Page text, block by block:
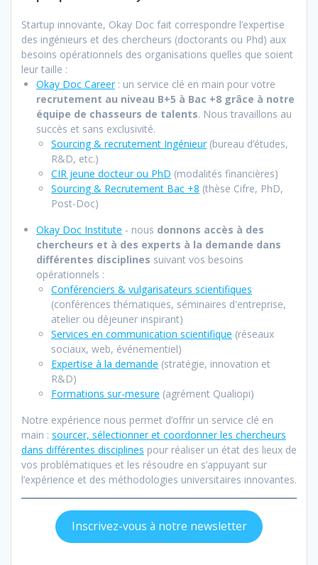
Startup innovante, Okay Doc fait correspondre l’expertise
des ingénieurs et des chercheurs (doctorants ou Phd) aux
besoins opérationnels des organisations quelles que soient
leur taille :
Okay Doc Career: un service clé en main pour votre
recrutement au niveau B+5 à Bac +8 grâce à notre
équipe de chasseurs de talents. Nous travaillons au
succès et sans exclusivité.
Sourcing & recrutement Ingénieur(bureau d’études,
R&D, etc.)
CIR jeune docteur ou PhD (modalités financières)
Sourcing & Recrutement Bac +8 (thèse Cifre, PhD,
Post-Doc)
Okay Doc Institute - nous donnons accès à des
chercheurs et à des experts à la demande dans
différentes disciplines suivant vos besoins
opérationnels :
Conférenciers & vulgarisateurs scientifiques
(conférences thématiques, séminaires d'entreprise,
atelier ou déjeuner inspirant)
Services en communication scientifique (réseaux
sociaux, web, événementiel)
Expertise à la demande (stratégie, innovation et
R&D)
Formations sur-mesure (agrément Qualiopi)
Notre expérience nous permet d’offrir un service clé en
main : sourcer, sélectionner et coordonner les chercheurs
dans différentes disciplines pour réaliser un état des lieux de
vos problématiques et les résoudre en s’appuyant sur
l’expérience et des méthodologies universitaires innovantes.
Inscrivez-vous à notre newsletter